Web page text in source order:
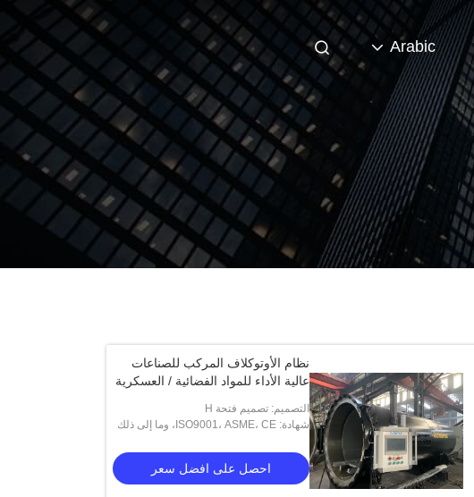
Arabic
نظام الأوتوكلاف المركب للصناعات
عالية الأداء للمواد الفضائية / العسكرية
التصميم: تصميم فتحة H
شهادة: ISO9001، ASME، CE، وما إلى ذلك
احصل على افضل سعر